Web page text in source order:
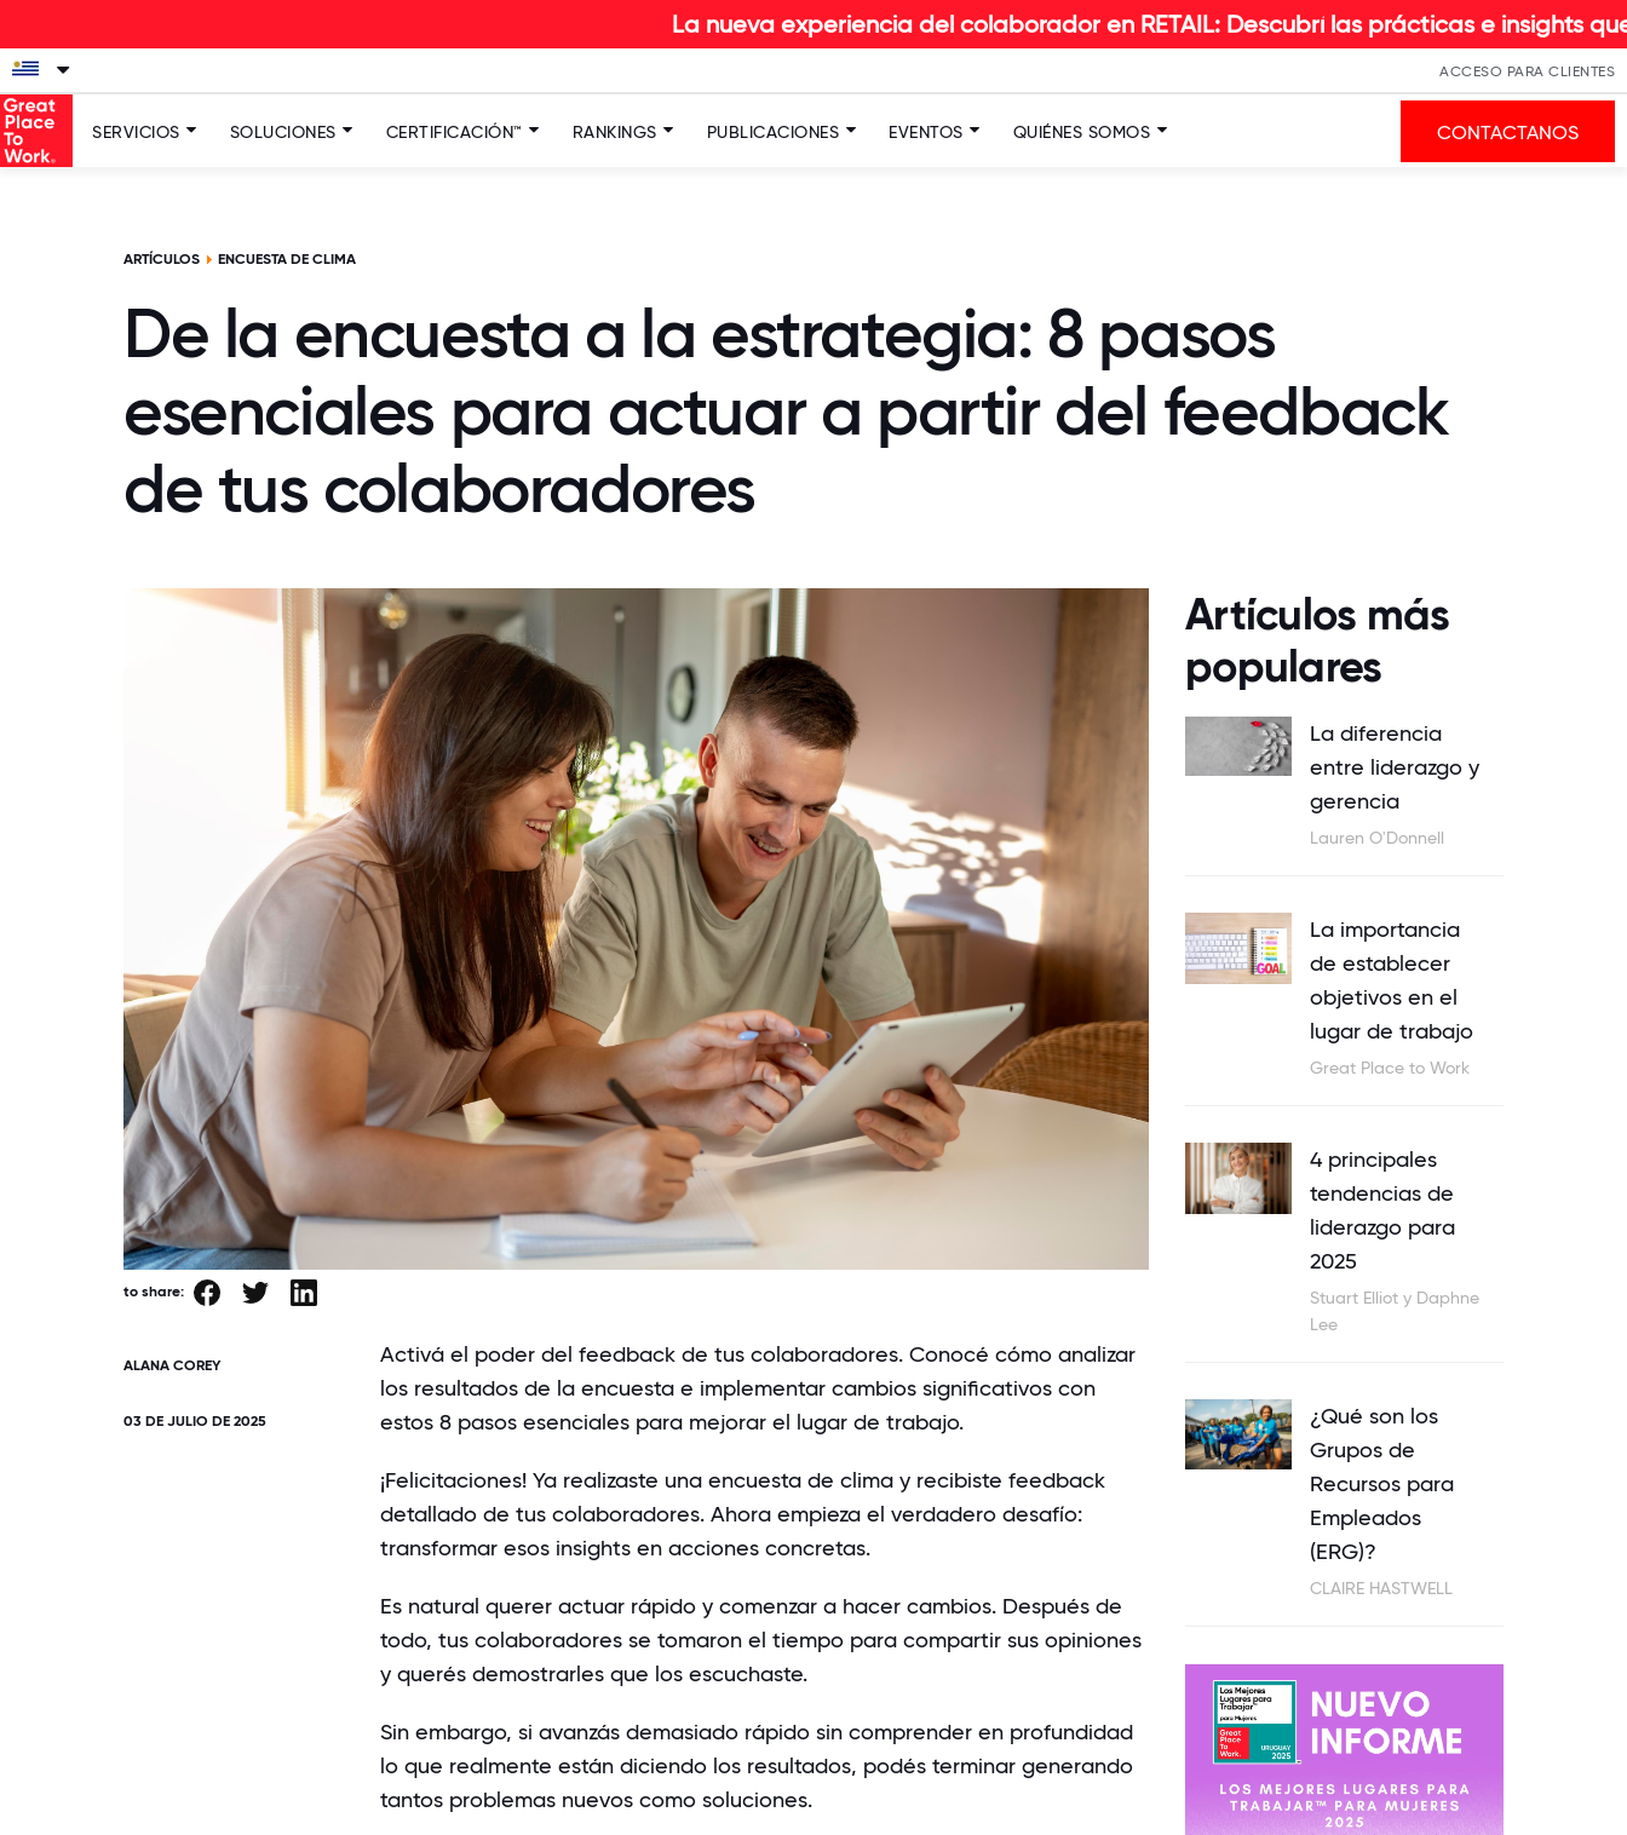
La nueva experiencia del colaborador en RETAIL: Descubrí las prácticas e insights que hacen la
ACCESO PARA CLIENTES
SERVICIOS SOLUCIONES CERTIFICACIÓN™ RANKINGS PUBLICACIONES EVENTOS QUIÉNES SOMOS CONTACTANOS
ARTÍCULOS ENCUESTA DE CLIMA
De la encuesta a la estrategia: 8 pasos
esenciales para actuar a partir del feedback
de tus colaboradores
to share:
ALANA COREY
03 DE JULIO DE 2025
Activá el poder del feedback de tus colaboradores. Conocé cómo analizar
los resultados de la encuestae implementar cambios significativos con
estos 8 pasos esenciales para mejorar el lugar de trabajo.
¡Felicitaciones! Ya realizaste una encuesta de climay recibiste feedback
detallado de tus colaboradores. Ahora empieza el verdadero desafío:
transformar esos insights en acciones concretas.
Es natural querer actuar rápido y comenzar a hacer cambios. Después de
todo, tus colaboradores se tomaron el tiempo para compartir sus opiniones
y querés demostrarles que los escuchaste.
Sin embargo, si avanzás demasiado rápido sin comprender en profundidad
lo que realmente están diciendo los resultados, podés terminar generando
tantos problemas nuevos como soluciones.
Artículos más
populares
La diferencia
entre liderazgo y
gerencia
Lauren O'Donnell
La importancia
de establecer
objetivos en el
lugar de trabajo
Great Place to Work
4 principales
tendencias de
liderazgo para
2025
Stuart Elliot y Daphne
Lee
¿Qué son los
Grupos de
Recursos para
Empleados
(ERG)?
CLAIRE HASTWELL